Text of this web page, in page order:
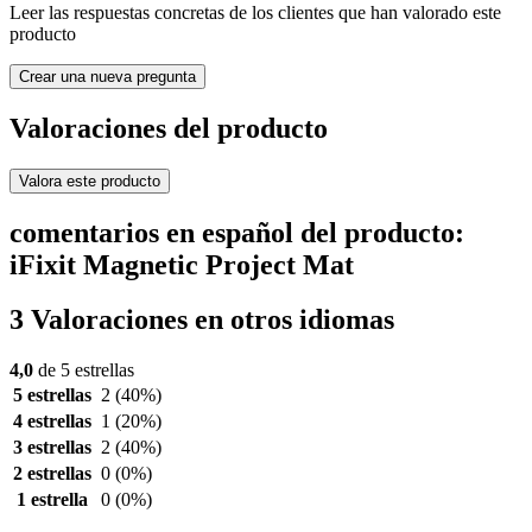
Leer las respuestas concretas de los clientes que han valorado este
producto
Crear una nueva pregunta
Valoraciones del producto
Valora este producto
comentarios en español del producto:
iFixit Magnetic Project Mat
3 Valoraciones en otros idiomas
4,0 de 5 estrellas
5 estrellas 2 (40%)
4 estrellas 1 (20%)
3 estrellas 2 (40%)
2 estrellas 0 (0%)
1 estrella
0 (0%)